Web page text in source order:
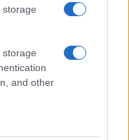
storage
storage
and other